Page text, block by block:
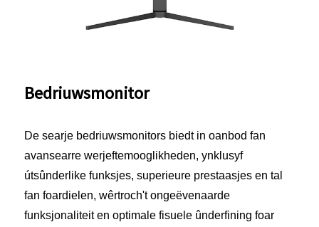
Bedriuwsmonitor
De searje bedriuwsmonitors biedt in oanbod fan
avansearre werjeftemooglikheden, ynklusyf
útsûnderlike funksjes, superieure prestaasjes en tal
fan foardielen, wêrtroch't ongeëvenaarde
funksjonaliteit en optimale fisuele ûnderfining foar